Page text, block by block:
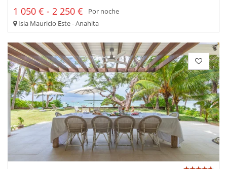
1 050 € - 2 250 €
Por noche
Isla Mauricio Este - Anahita